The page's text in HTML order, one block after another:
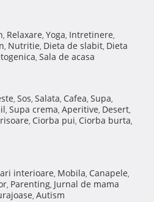
, Relaxare, Yoga, Intretinere,
, Nutritie, Dieta de slabit, Dieta
, Sala de acasa
, Sos, Salata, Cafea, Supa,
, Supa crema, Aperitive, Desert,
, Ciorba pui, Ciorba burta,
interioare, Mobila, Canapele,
, Parenting, Jurnal de mama
, Autism